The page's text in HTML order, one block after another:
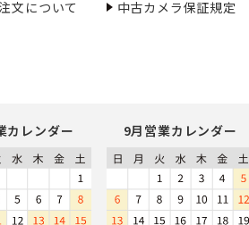
文について 中古カメラ保証規定
カレンダー 9月営業カレンダー